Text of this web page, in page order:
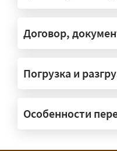
конструкции.
под
организуем.
прикрытия
груза и
Договор,
Погрузка и
Особенности